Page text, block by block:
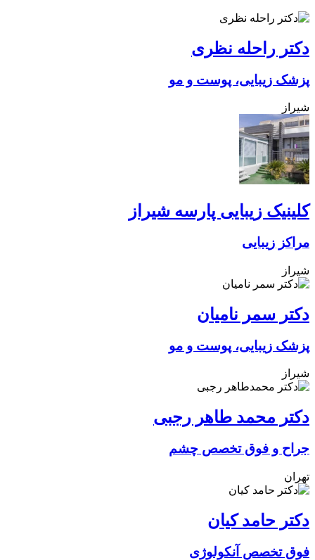
دکتر راحله نظری
پزشک زیبایی، پوست و مو
شیراز
کلینیک زیبایی پارسه شیراز
مراکز زیبایی
شیراز
دکتر سمر نامیان
پزشک زیبایی، پوست و مو
شیراز
دکتر محمد طاهر رجبی
جراح و فوق تخصص چشم
تهران
دکتر حامد کیان
فوق تخصص آنکولوژی